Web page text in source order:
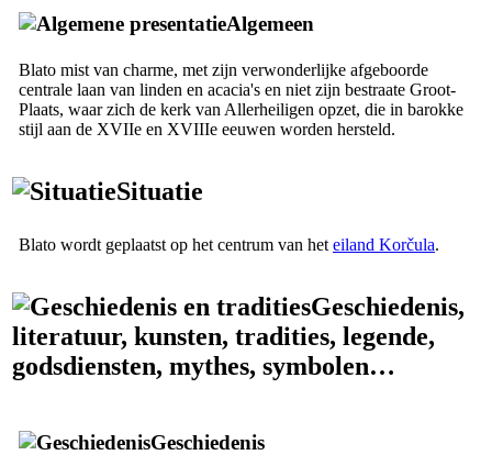
Algemeen
Blato mist van charme, met zijn verwonderlijke afgeboorde
centrale laan van linden en acacia's en niet zijn bestraate Groot-
Plaats, waar zich de kerk van Allerheiligen opzet, die in barokke
stijl aan de XVIIe en XVIIIe eeuwen worden hersteld.
Situatie
Blato wordt geplaatst op het centrum van het eiland Korčula.
Geschiedenis,
literatuur, kunsten, tradities, legende,
godsdiensten, mythes, symbolen…
Geschiedenis